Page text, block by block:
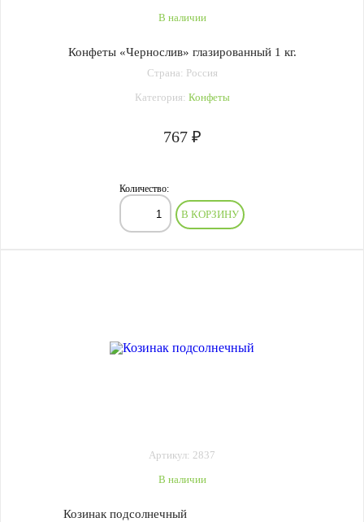
В наличии
Конфеты «Чернослив» глазированный 1 кг.
Страна: Россия
Категория: Конфеты
767 ₽
Количество:
В КОРЗИНУ
Артикул: 2837
В наличии
Козинак подсолнечный